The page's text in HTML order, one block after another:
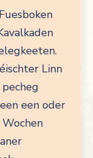
Linn
pecheg
een oder